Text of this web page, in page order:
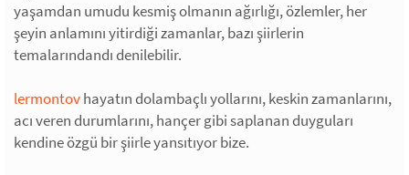
yaşamdan umudu kesmiş olmanın ağırlığı, özlemler, her
şeyin anlamını yitirdiği zamanlar, bazı şiirlerin
temalarındandı denilebilir.
lermontovhayatın dolambaçlı yollarını, keskin zamanlarını,
acı veren durumlarını, hançer gibi saplanan duyguları
kendine özgü bir şiirle yansıtıyor bize.